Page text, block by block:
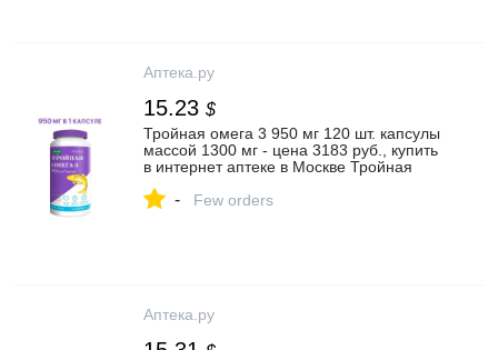
Аптека.ру
15.23 $
Тройная омега 3 950 мг 120 шт. капсулы
массой 1300 мг - цена 3183 руб., купить
в интернет аптеке в Москве Тройная
1300 мг, инструкция по применению
- Few orders
Аптека.ру